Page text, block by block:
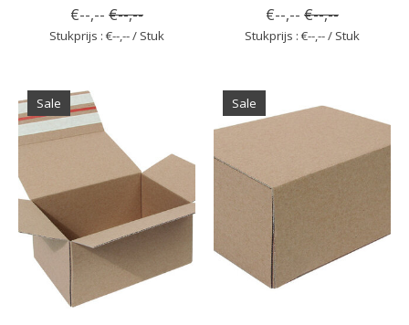
€--,-- €--,--
Stukprijs : €--,-- / Stuk
€--,-- €--,--
Stukprijs : €--,-- / Stuk
Sale Sale